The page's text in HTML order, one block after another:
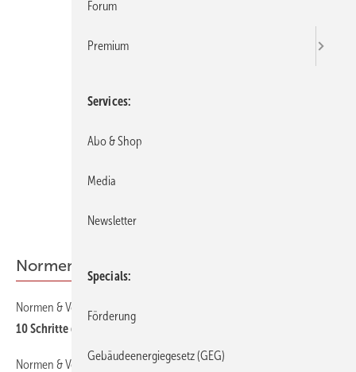
Normen & Vorschriften
Normen & Vorschriften
10 Schritte durch die Norm
Normen & Vorschriften
Forum
Premium
Services
Abo & Shop
Media
Newsletter
Specials
Förderung
Gebäudeenergiegesetz (GEG)